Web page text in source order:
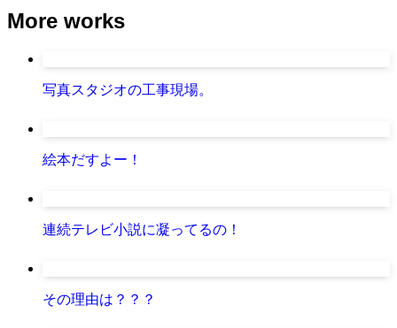
More works
写真スタジオの工事現場。
絵本だすよー！
連続テレビ小説に凝ってるの！
その理由は？？？